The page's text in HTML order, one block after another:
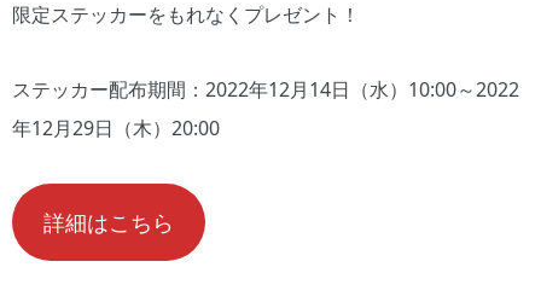
限定ステッカーをもれなくプレゼント！
ステッカー配布期間：2022年12月14日（水）10:00～2022
年12月29日（木）20:00
詳細はこちら